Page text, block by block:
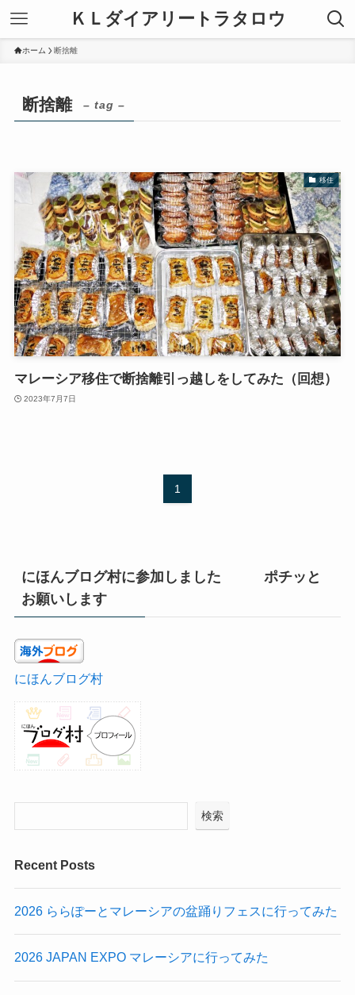
ＫＬダイアリートラタロウ
ホーム 断捨離
断捨離 – tag –
移住
マレーシア移住で断捨離引っ越しをしてみた（回想）
2023年7月7日
1
にほんブログ村に参加しました ポチッと
お願いします
にほんブログ村
検索
Recent Posts
2026 ららぽーとマレーシアの盆踊りフェスに行ってみた
2026 JAPAN EXPO マレーシアに行ってみた